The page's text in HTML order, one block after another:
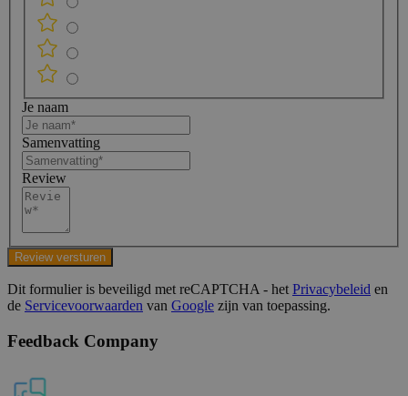
Je naam
Samenvatting
Review
Review versturen
Dit formulier is beveiligd met reCAPTCHA - het Privacybeleid en
de Servicevoorwaarden van Google zijn van toepassing.
Feedback Company